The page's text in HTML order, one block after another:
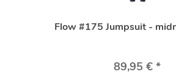
Flow #175 Jumpsuit -
89,95 € *